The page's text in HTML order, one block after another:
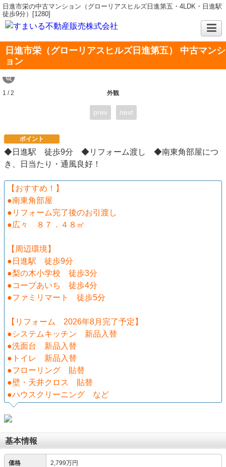
日進市栄の中古マンション（グローリアスヒルズ日進第五・4LDK・日進駅
徒歩9分）[1280]
日進市栄（グローリアスヒルズ日進第五） 中古マンシ
ョン
外観
1 / 2
prev next
ポイント
◆日進駅 徒歩9分 ◆リフォーム渡し ◆南東角部屋につ
き、日当たり・通風良好！
【おすすめ！】
●南東角部屋
●リフォーム完了後のお引渡し
●広々 ８７．４８㎡
【周辺環境】
●日進駅 徒歩9分
●梨の木小学校 徒歩3分
●コープあいち 徒歩4分
●ファミリマート 徒歩5分
【リフォーム 2026年8月完了予定】
●システムキッチン 新品入替
●洗面台 新品入替
●トイレ 新品入替
●フローリング 貼替
●壁・天井クロス 貼替
●ハウスクリーニング など
基本情報
価格 2,799万円